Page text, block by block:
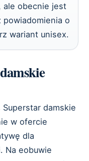
ale obecnie jest
powiadomienia o
wariant unisex.
damskie
w ofercie
dla
Na eobuwie